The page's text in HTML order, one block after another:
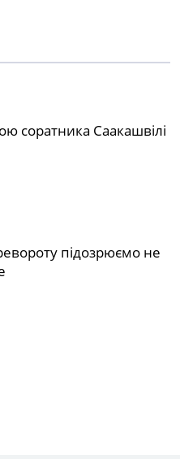
соратника Саакашвілі
підозрюємо не